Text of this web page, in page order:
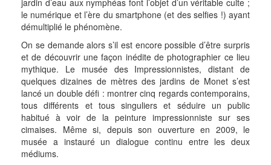
jardin d’eau aux nymphéas font l’objet d’un véritable culte ;
le numérique et l’ère du smartphone (et des selfies !) ayant
démultiplié le phénomène.
On se demande alors s’il est encore possible d’être surpris
et de découvrir une façon inédite de photographier ce lieu
mythique. Le musée des Impressionnistes, distant de
quelques dizaines de mètres des jardins de Monet s’est
lancé un double défi : montrer cinq regards contemporains,
tous différents et tous singuliers et séduire un public
habitué à voir de la peinture impressionniste sur ses
cimaises. Même si, depuis son ouverture en 2009, le
musée a instauré un dialogue continu entre les deux
médiums.